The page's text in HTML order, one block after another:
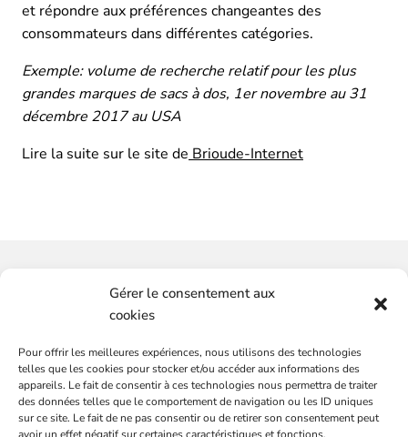
Gérer le consentement aux
cookies
Pour offrir les meilleures expériences, nous utilisons des technologies
telles que les cookies pour stocker et/ou accéder aux informations des
appareils. Le fait de consentir à ces technologies nous permettra de traiter
des données telles que le comportement de navigation ou les ID uniques
sur ce site. Le fait de ne pas consentir ou de retirer son consentement peut
SERVICES
Plateformes de marques
Audit communication et commercial
et répondre aux préférences changeantes des
consommateurs dans différentes catégories.
Exemple: volume de recherche relatif pour les plus
grandes marques de sacs à dos, 1er novembre au 31
décembre 2017 au USA
Lire la suite sur le site de Brioude-Internet
Vous souhaitez-avoir plus
d'informations ?
CONTACTEZ-NOUS